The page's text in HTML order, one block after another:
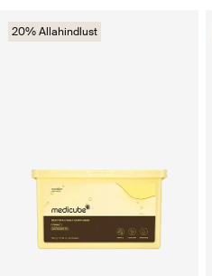
20% Allahindlust